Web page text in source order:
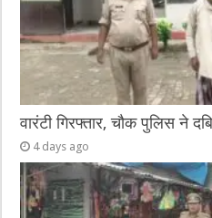
वारंटी गिरफ्तार, चौक पुलिस ने
4 days ago